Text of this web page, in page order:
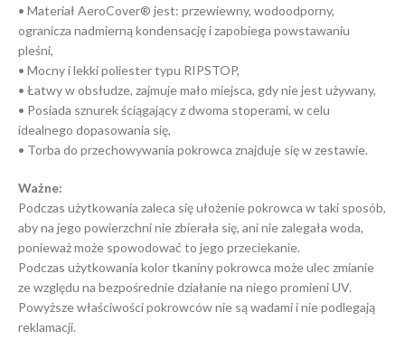
• Materiał AeroCover® jest: przewiewny, wodoodporny,
ogranicza nadmierną kondensację i zapobiega powstawaniu
pleśni,
• Mocny i lekki poliester typu RIPSTOP,
• Łatwy w obsłudze, zajmuje mało miejsca, gdy nie jest używany,
• Posiada sznurek ściągający z dwoma stoperami, w celu
idealnego dopasowania się,
• Torba do przechowywania pokrowca znajduje się w zestawie.
Ważne:
Podczas użytkowania zaleca się ułożenie pokrowca w taki sposób,
aby na jego powierzchni nie zbierała się, ani nie zalegała woda,
ponieważ może spowodować to jego przeciekanie.
Podczas użytkowania kolor tkaniny pokrowca może ulec zmianie
ze względu na bezpośrednie działanie na niego promieni UV.
Powyższe właściwości pokrowców nie są wadami i nie podlegają
reklamacji.